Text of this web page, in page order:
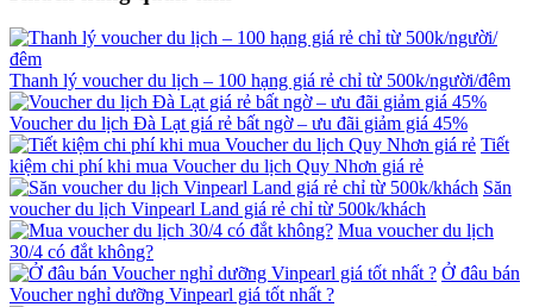
Thanh lý voucher du lịch – 100 hạng giá rẻ chỉ từ 500k/người/đêm
Voucher du lịch Đà Lạt giá rẻ bất ngờ – ưu đãi giảm giá 45%
Tiết
kiệm chi phí khi mua Voucher du lịch Quy Nhơn giá rẻ
Săn
voucher du lịch Vinpearl Land giá rẻ chỉ từ 500k/khách
Mua voucher du lịch
30/4 có đắt không?
Ở đâu bán
Voucher nghỉ dưỡng Vinpearl giá tốt nhất ?